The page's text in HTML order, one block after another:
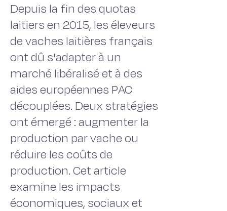
Depuis la fin des quotas
laitiers en 2015, les éleveurs
de vaches laitières français
ont dû s'adapter à un
marché libéralisé et à des
aides européennes PAC
découplées. Deux stratégies
ont émergé : augmenter la
production par vache ou
réduire les coûts de
production. Cet article
examine les impacts
économiques, sociaux et